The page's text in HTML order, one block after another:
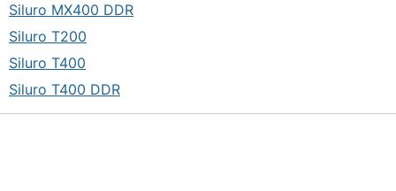
Siluro MX400 DDR
Siluro T200
Siluro T400
Siluro T400 DDR